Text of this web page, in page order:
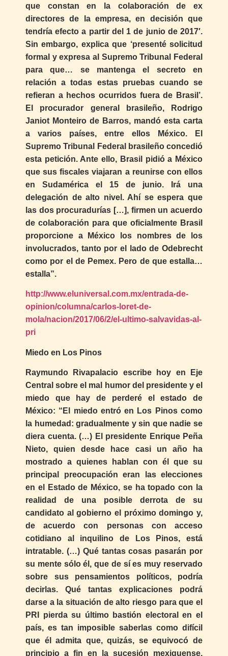
que constan en la colaboración de ex
directores de la empresa, en decisión que
tendría efecto a partir del 1 de junio de 2017′.
Sin embargo, explica que ‘presenté solicitud
formal y expresa al Supremo Tribunal Federal
para que… se mantenga el secreto en
relación a todas estas pruebas cuando se
refieran a hechos ocurridos fuera de Brasil’.
El procurador general brasileño, Rodrigo
Janiot Monteiro de Barros, mandó esta carta
a varios países, entre ellos México. El
Supremo Tribunal Federal brasileño concedió
esta petición. Ante ello, Brasil pidió a México
que sus fiscales viajaran a reunirse con ellos
en Sudamérica el 15 de junio. Irá una
delegación de alto nivel. Ahí se espera que
las dos procuradurías […], firmen un acuerdo
de colaboración para que oficialmente Brasil
proporcione a México los nombres de los
involucrados, tanto por el lado de Odebrecht
como por el de Pemex. Pero de que estalla…
estalla”.
http://www.eluniversal.com.mx/entrada-de-
opinion/columna/carlos-loret-de-
mola/nacion/2017/06/2/el-ultimo-salvavidas-al-
pri
Miedo en Los Pinos
Raymundo Rivapalacio escribe hoy en Eje
Central sobre el mal humor del presidente y el
miedo que hay de perderé el estado de
México: “El miedo entró en Los Pinos como
la humedad: gradualmente y sin que nadie se
diera cuenta. (…) El presidente Enrique Peña
Nieto, quien desde hace casi un año ha
mostrado a quienes hablan con él que su
principal preocupación eran las elecciones
en el Estado de México, se ha topado con la
realidad de una posible derrota de su
candidato al gobierno el próximo domingo y,
de acuerdo con personas con acceso
cotidiano al inquilino de Los Pinos, está
intratable. (…) Qué tantas cosas pasarán por
su mente sólo él, que de sí es muy reservado
sobre sus pensamientos políticos, podría
decirlas. Qué tantas explicaciones podrá
darse a la situación de alto riesgo para que el
PRI pierda su último bastión electoral en el
país, es tan imposible saberlas como difícil
que él admita que, quizás, se equivocó de
principio a fin en la sucesión mexiquense.